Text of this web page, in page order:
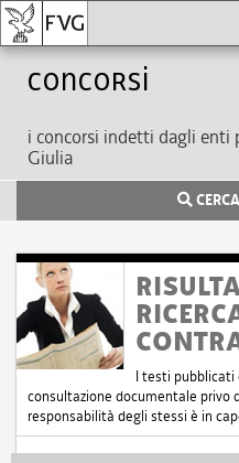
Concorsi
i concorsi indetti dagli enti
Giulia
I testi pubblicati
consultazione documentale privo
responsabilità degli stessi è in